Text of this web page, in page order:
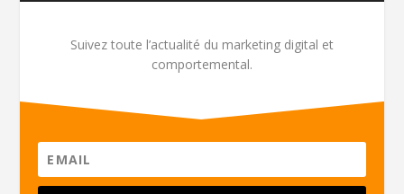
Suivez toute l’actualité du marketing digital et
comportemental.